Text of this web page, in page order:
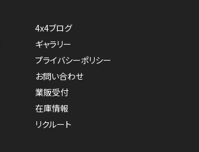
4x4ブログ
ギャラリー
プライバシーポリシー
お問い合わせ
業販受付
在庫情報
リクルート